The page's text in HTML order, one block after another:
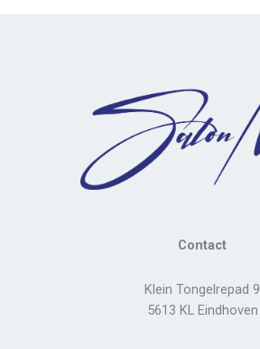
Contact
Klein Tongelrepad 9
5613 KL Eindhoven